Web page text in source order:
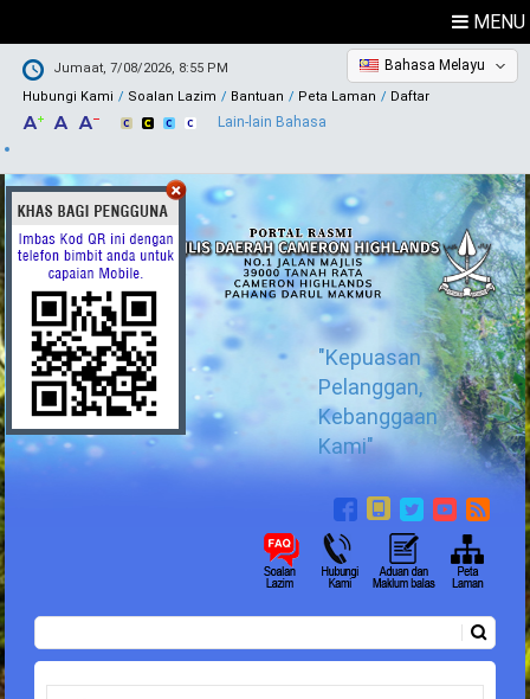
MENU
Jumaat, 7/08/2026, 8:55 PM
Hubungi Kami
Soalan Lazim Bantuan Peta Laman Daftar
Bahasa Melayu
Lain-lain Bahasa
"Kepuasan
Pelanggan,
Kebanggaan
Kami"
Borang carian